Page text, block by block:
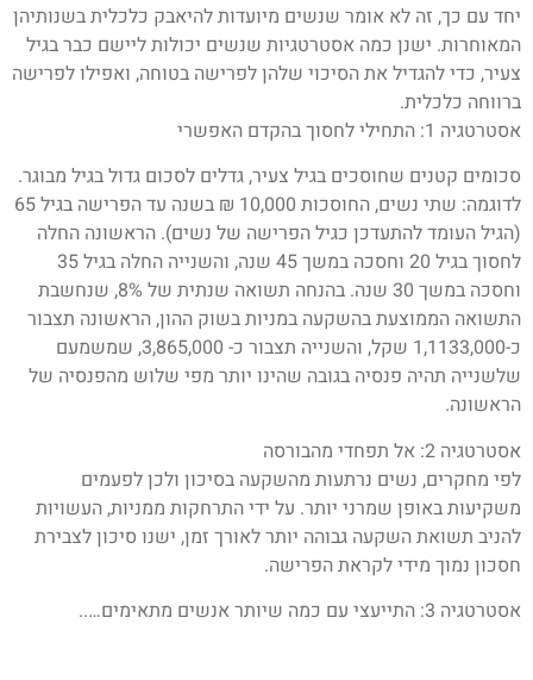
יחד עם כך, זה לא אומר שנשים מיועדות להיאבק כלכלית בשנותיהן
המאוחרות. ישנן כמה אסטרטגיות שנשים יכולות ליישם כבר בגיל
צעיר, כדי להגדיל את הסיכוי שלהן לפרישה בטוחה, ואפילו לפרישה
ברווחה כלכלית.
אסטרטגיה 1: התחילי לחסוך בהקדם האפשרי
סכומים קטנים שחוסכים בגיל צעיר, גדלים לסכום גדול בגיל מבוגר.
לדוגמה: שתי נשים, החוסכות 10,000 ₪ בשנה עד הפרישה בגיל 65
(הגיל העומד להתעדכן כגיל הפרישה של נשים). הראשונה החלה
לחסוך בגיל 20 וחסכה במשך 45 שנה, והשנייה החלה בגיל 35
וחסכה במשך 30 שנה. בהנחה תשואה שנתית של 8%, שנחשבת
התשואה הממוצעת בהשקעה במניות בשוק ההון, הראשונה תצבור
כ-1,1133,000 שקל, והשנייה תצבור כ- 3,865,000, שמשמעם
שלשנייה תהיה פנסיה בגובה שהינו יותר מפי שלוש מהפנסיה של
הראשונה.
אסטרטגיה 2: אל תפחדי מהבורסה
לפי מחקרים, נשים נרתעות מהשקעה בסיכון ולכן לפעמים
משקיעות באופן שמרני יותר. על ידי התרחקות ממניות, העשויות
להניב תשואת השקעה גבוהה יותר לאורך זמן, ישנו סיכון לצבירת
חסכון נמוך מידי לקראת הפרישה.
אסטרטגיה 3: התייעצי עם כמה שיותר אנשים מתאימים…..